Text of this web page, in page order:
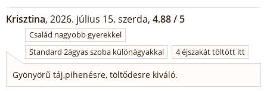
Krisztina, 2026. július 15. szerda, 4.88 / 5
Család nagyobb gyerekkel
Standard 2ágyas szoba különágyakkal
4 éjszakát töltött itt
Gyönyörű táj,pihenésre, töltődesre kiváló.